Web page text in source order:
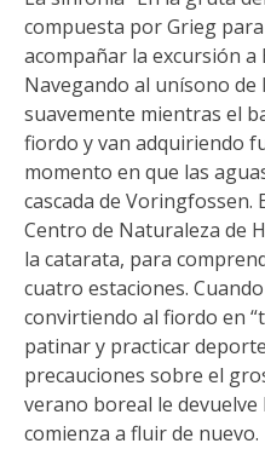
compuesta por Grieg
acompañar la excursión
Navegando al unísono de
suavemente mientras el
fiordo y van adquiriendo
momento en que las
cascada de Voringfossen.
Centro de Naturaleza de
la catarata, para
cuatro estaciones.
convirtiendo al fiordo en
patinar y practicar
precauciones sobre el
verano boreal le
comienza a fluir de nuevo.